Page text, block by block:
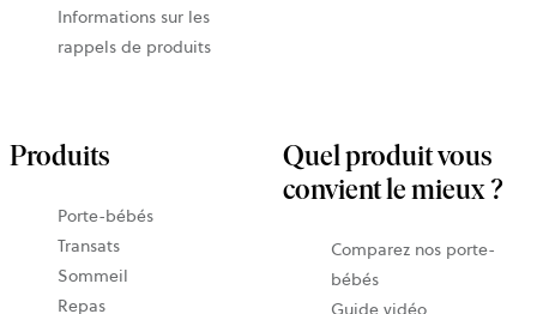
Informations sur les
rappels de produits
Produits
Porte-bébés
Transats
Sommeil
Repas
Quel produit vous
convient le mieux ?
Comparez nos porte-
bébés
Guide vidéo